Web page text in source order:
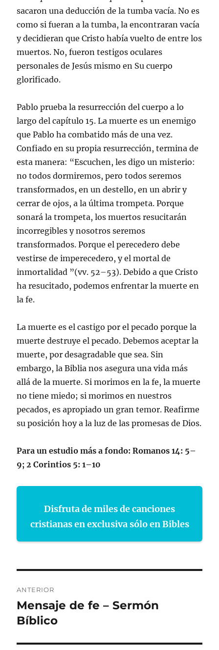
sacaron una deducción de la tumba vacía. No es
como si fueran a la tumba, la encontraran vacía
y decidieran que Cristo había vuelto de entre los
muertos. No, fueron testigos oculares
personales de Jesús mismo en Su cuerpo
glorificado.
Pablo prueba la resurrección del cuerpo a lo
largo del capítulo 15. La muerte es un enemigo
que Pablo ha combatido más de una vez.
Confiado en su propia resurrección, termina de
esta manera: “Escuchen, les digo un misterio:
no todos dormiremos, pero todos seremos
transformados, en un destello, en un abrir y
cerrar de ojos, a la última trompeta. Porque
sonará la trompeta, los muertos resucitarán
incorregibles y nosotros seremos
transformados. Porque el perecedero debe
vestirse de imperecedero, y el mortal de
inmortalidad ”(vv. 52–53). Debido a que Cristo
ha resucitado, podemos enfrentar la muerte en
la fe.
La muerte es el castigo por el pecado porque la
muerte destruye el pecado. Debemos aceptar la
muerte, por desagradable que sea. Sin
embargo, la Biblia nos asegura una vida más
allá de la muerte. Si morimos en la fe, la muerte
no tiene miedo; si morimos en nuestros
pecados, es apropiado un gran temor. Reafirme
su posición hoy a la luz de las promesas de Dios.
Para un estudio más a fondo: Romanos 14: 5–
9; 2 Corintios 5: 1–10
Disfruta de miles de canciones
cristianas en exclusiva sólo en Bibles
de
entradas
ANTERIOR
Entrada
anterior:
Mensaje de fe – Sermón
Bíblico